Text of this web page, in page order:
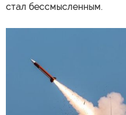
стал бессмысленным.